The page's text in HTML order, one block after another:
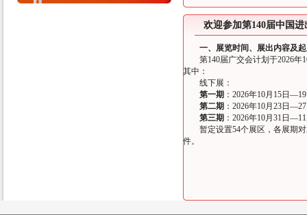
欢迎参加第140届中国
一、展览时间、展出内容及
第140届广交会计划于2026年
其中：
线下展：
第一期 ：2026年10月15日
第二期 ：2026年10月23日
第三期 ：2026年10月31日
暂定设置54个展区，各展期对
件。